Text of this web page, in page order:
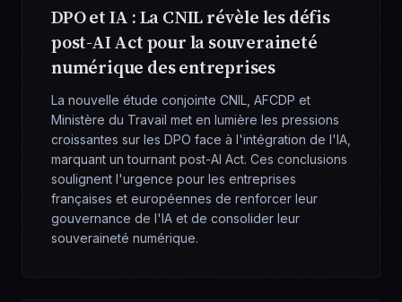
DPO et IA : La CNIL révèle les défis
post-AI Act pour la souveraineté
numérique des entreprises
La nouvelle étude conjointe CNIL, AFCDP et
Ministère du Travail met en lumière les pressions
croissantes sur les DPO face à l'intégration de l'IA,
marquant un tournant post-AI Act. Ces conclusions
soulignent l'urgence pour les entreprises
françaises et européennes de renforcer leur
gouvernance de l'IA et de consolider leur
souveraineté numérique.